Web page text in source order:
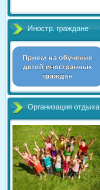
Иностр. граждане
Организация отдыха